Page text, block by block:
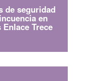
de seguridad
en
Trece